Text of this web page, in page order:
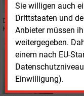
Sie willigen auch
Drittstaaten und
Anbieter müssen
weitergegeben.
einem nach EU-
Einwilligung).
Die Führung von Tibber in
Klaassen zusätzlich das
Gateway